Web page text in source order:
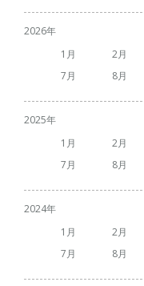
2026
1
2
7
8
2025
1
2
7
8
2024
1
2
7
8